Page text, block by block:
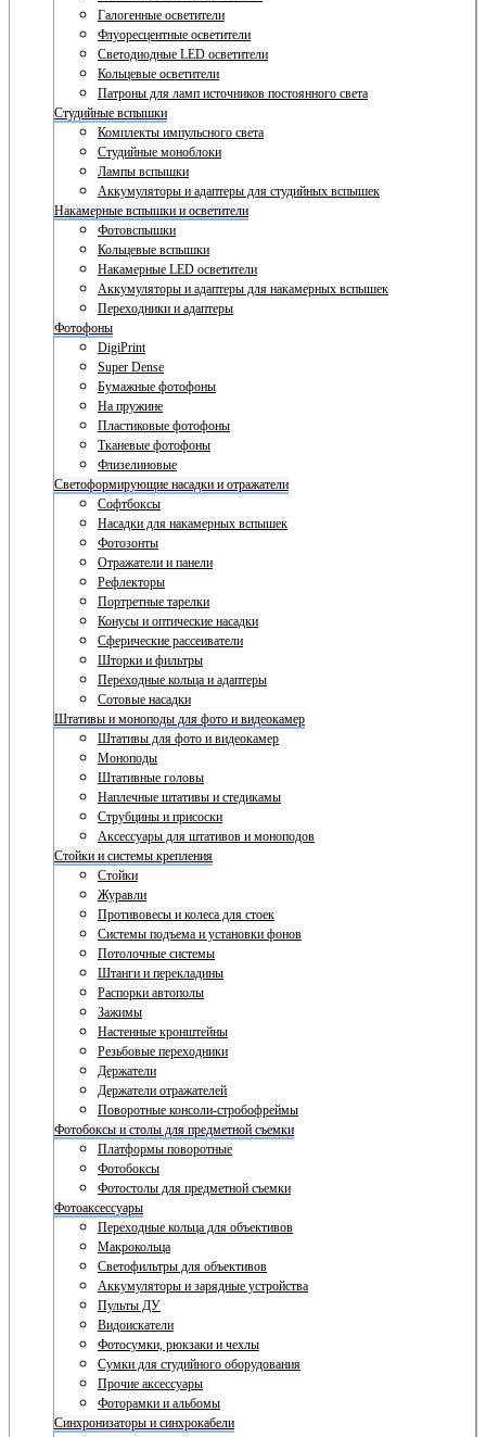
Галогенные осветители
Флуоресцентные осветители
Светодиодные LED осветители
Кольцевые осветители
Патроны для ламп источников постоянного света
Студийные вспышки
Комплекты импульсного света
Студийные моноблоки
Лампы вспышки
Аккумуляторы и адаптеры для студийных вспышек
Накамерные вспышки и осветители
Фотовспышки
Кольцевые вспышки
Накамерные LED осветители
Аккумуляторы и адаптеры для накамерных вспышек
Переходники и адаптеры
Фотофоны
DigiPrint
Super Dense
Бумажные фотофоны
На пружине
Пластиковые фотофоны
Тканевые фотофоны
Флизелиновые
Светоформирующие насадки и отражатели
Софтбоксы
Насадки для накамерных вспышек
Фотозонты
Отражатели и панели
Рефлекторы
Портретные тарелки
Конусы и оптические насадки
Сферические рассеиватели
Шторки и фильтры
Переходные кольца и адаптеры
Сотовые насадки
Штативы и моноподы для фото и видеокамер
Штативы для фото и видеокамер
Моноподы
Штативные головы
Наплечные штативы и стедикамы
Струбцины и присоски
Аксессуары для штативов и моноподов
Стойки и системы крепления
Стойки
Журавли
Противовесы и колеса для стоек
Системы подъема и установки фонов
Потолочные системы
Штанги и перекладины
Распорки автополы
Зажимы
Настенные кронштейны
Резьбовые переходники
Держатели
Держатели отражателей
Поворотные консоли-стробофреймы
Фотобоксы и столы для предметной съемки
Платформы поворотные
Фотобоксы
Фотостолы для предметной съемки
Фотоаксессуары
Переходные кольца для объективов
Макрокольца
Светофильтры для объективов
Аккумуляторы и зарядные устройства
Пульты ДУ
Видоискатели
Фотосумки, рюкзаки и чехлы
Сумки для студийного оборудования
Прочие аксессуары
Фоторамки и альбомы
Синхронизаторы и синхрокабели